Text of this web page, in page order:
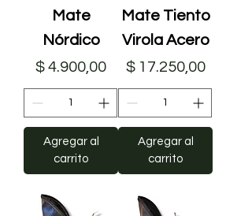
Mate
Nórdico
Precio
$ 4.900,00
Agregar al
carrito
Mate Tiento
Virola Acero
Precio
$ 17.250,00
Agregar al
carrito